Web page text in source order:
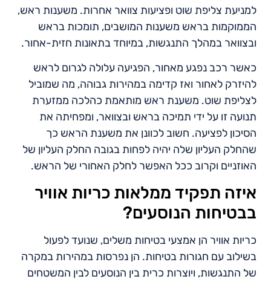
למניעת צליפת שוט ופציעות צוואר אחרות. משענות ראש,
הממוקמות בראש משענות המושבים, תומכות בראש
ובצוואר במהלך התנגשות, במיוחד בתאונות חזית-אחור.
כאשר רכב נפגע מאחור, הפגיעה עלולה לגרום לראש
להיזרק לאחור ואז קדימה במהירות גבוהה, מה שמוביל
לצליפת שוט. משענת ראש מותאמת כהלכה ממזערת
תנועה זו על ידי תמיכה בראש ובצוואר, ומפחיתה את
הסיכון לפציעה. חשוב לכוונן את משענת הראש כך
שהחלק העליון שלה יהיה לפחות בגובה החלק העליון של
האוזניים וקרוב ככל האפשר לחלק האחורי של הראש.
איזה תפקיד ממלאות כריות אוויר
בבטיחות הנוסעים?
כריות אוויר הן אמצעי בטיחות משלים, שנועד לפעול
בשילוב עם חגורות בטיחות. הן נפרסות במהירות במקרה
של התנגשות, ויוצרות כרית בין הנוסעים לבין המשטחים